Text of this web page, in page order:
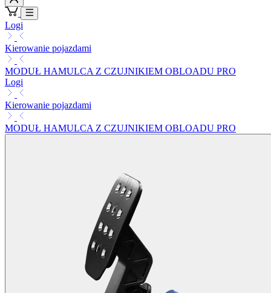
Logi
Kierowanie pojazdami
MODUŁ HAMULCA Z CZUJNIKIEM OBLOADU PRO
Logi
Kierowanie pojazdami
MODUŁ HAMULCA Z CZUJNIKIEM OBLOADU PRO